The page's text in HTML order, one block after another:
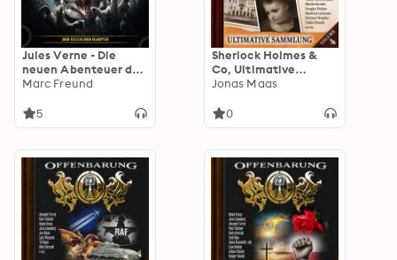
Jules Verne - Die
neuen Abenteuer des
Phileas Fogg: Der
Marc Freund
5
Sherlock Holmes &
Co, Ultimative
Sammlung Volume 4
Jonas Maas
0